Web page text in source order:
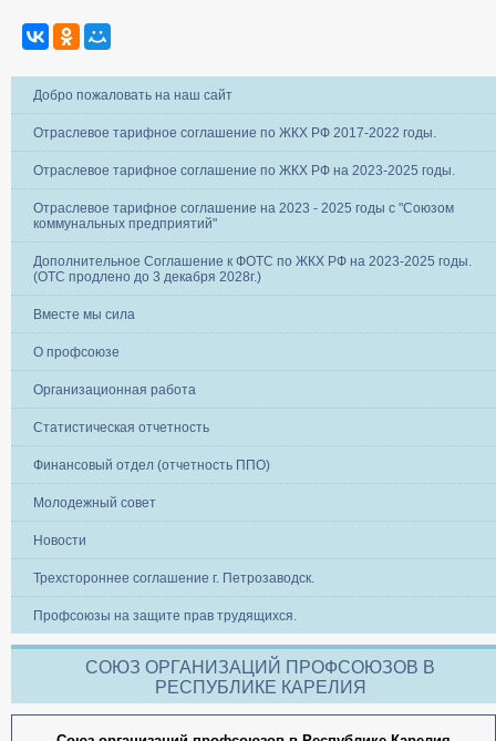
Добро пожаловать на наш сайт
Отраслевое тарифное соглашение по ЖКХ РФ 2017-2022 годы.
Отраслевое тарифное соглашение по ЖКХ РФ на 2023-2025 годы.
Отраслевое тарифное соглашение на 2023 - 2025 годы с "Союзом
коммунальных предприятий"
Дополнительное Соглашение к ФОТС по ЖКХ РФ на 2023-2025 годы.
(ОТС продлено до 3 декабря 2028г.)
Вместе мы сила
О профсоюзе
Организационная работа
Статистическая отчетность
Финансовый отдел (отчетность ППО)
Молодежный совет
Новости
Трехстороннее соглашение г. Петрозаводск.
Профсоюзы на защите прав трудящихся.
СОЮЗ ОРГАНИЗАЦИЙ ПРОФСОЮЗОВ В
РЕСПУБЛИКЕ КАРЕЛИЯ